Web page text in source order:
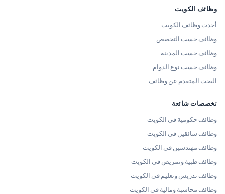
وظائف الكويت
أحدث وظائف الكويت
وظائف حسب التخصص
وظائف حسب المدينة
وظائف حسب نوع الدوام
البحث المتقدم عن وظائف
تخصصات شائعة
وظائف حكومية في الكويت
وظائف سائقين في الكويت
وظائف مهندسين في الكويت
وظائف طبية وتمريض في الكويت
وظائف تدريس وتعليم في الكويت
وظائف محاسبة ومالية في الكويت